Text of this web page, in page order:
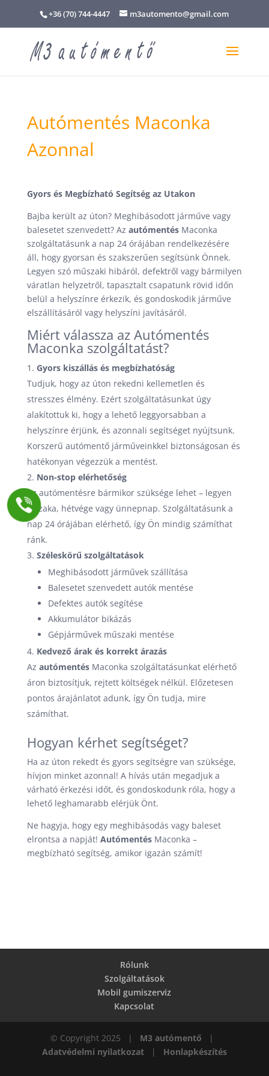
+36 (70) 744-4447 m3automento@gmail.com
Autómentés Maconka
Azonnal
Gyors és Megbízható Segítség az Utakon
Bajba került az úton? Meghibásodott járműve vagy
balesetet szenvedett? Az autómentés Maconka
szolgáltatásunk a nap 24 órájában rendelkezésére
áll, hogy gyorsan és szakszerűen segítsünk Önnek.
Legyen szó műszaki hibáról, defektről vagy bármilyen
váratlan helyzetről, tapasztalt csapatunk rövid időn
belül a helyszínre érkezik, és gondoskodik járműve
elszállításáról vagy helyszíni javításáról.
Miért válassza az Autómentés
Maconka szolgáltatást?
Gyors kiszállás és megbízhatóság
Tudjuk, hogy az úton rekedni kellemetlen és
stresszes élmény. Ezért szolgáltatásunkat úgy
alakítottuk ki, hogy a lehető leggyorsabban a
helyszínre érjünk, és azonnali segítséget nyújtsunk.
Korszerű autómentő járműveinkkel biztonságosan és
hatékonyan végezzük a mentést.
Non-stop elérhetőség
Az autómentésre bármikor szüksége lehet – legyen
éjszaka, hétvége vagy ünnepnap. Szolgáltatásunk a
nap 24 órájában elérhető, így Ön mindig számíthat
ránk.
Széleskörű szolgáltatások
Meghibásodott járművek szállítása
Balesetet szenvedett autók mentése
Defektes autók segítése
Akkumulátor bikázás
Gépjárművek műszaki mentése
Kedvező árak és korrekt árazás
Az autómentés Maconka szolgáltatásunkat elérhető
áron biztosítjuk, rejtett költségek nélkül. Előzetesen
pontos árajánlatot adunk, így Ön tudja, mire
számíthat.
Hogyan kérhet segítséget?
Ha az úton rekedt és gyors segítségre van szüksége,
hívjon minket azonnal! A hívás után megadjuk a
várható érkezési időt, és gondoskodunk róla, hogy a
lehető leghamarabb elérjük Önt.
Ne hagyja, hogy egy meghibásodás vagy baleset
elrontsa a napját! Autómentés Maconka –
megbízható segítség, amikor igazán számít!
Rólunk
Szolgáltatások
Mobil gumiszerviz
Kapcsolat
© Copyright 2025 | M3 autómentő |
Adatvédelmi nyilatkozat| Honlapkészítés